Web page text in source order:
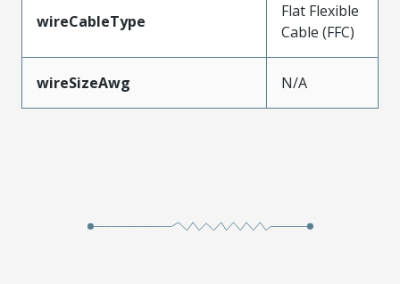
wireCableType
Flat Flexible
Cable (FFC)
wireSizeAwg N/A